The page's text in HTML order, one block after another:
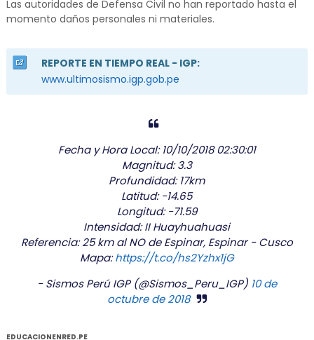
Las autoridades de Defensa Civil no han reportado hasta el
momento daños personales ni materiales.
REPORTE EN TIEMPO REAL - IGP:
www.ultimosismo.igp.gob.pe
Fecha y Hora Local: 10/10/2018 02:30:01
Magnitud: 3.3
Profundidad: 17km
Latitud: -14.65
Longitud: -71.59
Intensidad: II Huayhuahuasi
Referencia: 25 km al NO de Espinar, Espinar - Cusco
Mapa:https://t.co/hs2Yzhx1jG
- Sismos Perú IGP (@Sismos_Peru_IGP) 10 de
octubre de 2018
EDUCACIONENRED.PE